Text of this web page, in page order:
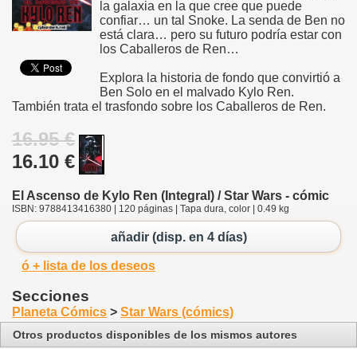
la galaxia en la que cree que puede
confiar… un tal Snoke. La senda de Ben no
está clara… pero su futuro podría estar con
los Caballeros de Ren…
Explora la historia de fondo que convirtió a
Ben Solo en el malvado Kylo Ren.
También trata el trasfondo sobre los Caballeros de Ren.
16.95 €
16.10 €
El Ascenso de Kylo Ren (Integral) / Star Wars - cómic
ISBN: 9788413416380 | 120 páginas | Tapa dura, color | 0.49 kg
añadir (disp. en 4 días)
ó + lista de los deseos
Secciones
Planeta Cómics > Star Wars (cómics)
Otros productos disponibles de los mismos autores